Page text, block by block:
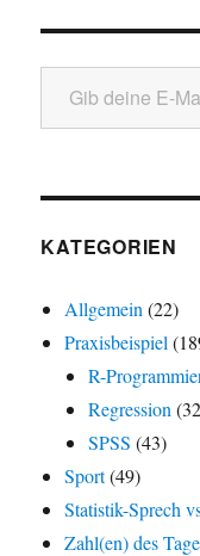
Gib deine E-Mail-Adresse ein ...
KATEGORIEN
Allgemein (22)
Praxisbeispiel
R-
Regression
SPSS (43)
Sport(49)
Statistik-Sprech
Zahl(en) des